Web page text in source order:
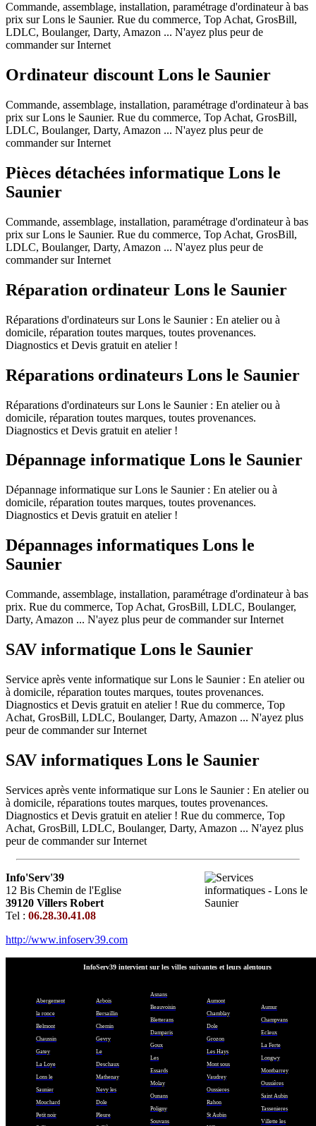
Commande, assemblage, installation, paramétrage d'ordinateur à bas
prix sur Lons le Saunier. Rue du commerce, Top Achat, GrosBill,
LDLC, Boulanger, Darty, Amazon ... N'ayez plus peur de
commander sur Internet
Ordinateur discount Lons le Saunier
Commande, assemblage, installation, paramétrage d'ordinateur à bas
prix sur Lons le Saunier. Rue du commerce, Top Achat, GrosBill,
LDLC, Boulanger, Darty, Amazon ... N'ayez plus peur de
commander sur Internet
Pièces détachées informatique Lons le
Saunier
Commande, assemblage, installation, paramétrage d'ordinateur à bas
prix sur Lons le Saunier. Rue du commerce, Top Achat, GrosBill,
LDLC, Boulanger, Darty, Amazon ... N'ayez plus peur de
commander sur Internet
Réparation ordinateur Lons le Saunier
Réparations d'ordinateurs sur Lons le Saunier : En atelier ou à
domicile, réparation toutes marques, toutes provenances.
Diagnostics et Devis gratuit en atelier !
Réparations ordinateurs Lons le Saunier
Réparations d'ordinateurs sur Lons le Saunier : En atelier ou à
domicile, réparation toutes marques, toutes provenances.
Diagnostics et Devis gratuit en atelier !
Dépannage informatique Lons le Saunier
Dépannage informatique sur Lons le Saunier : En atelier ou à
domicile, réparation toutes marques, toutes provenances.
Diagnostics et Devis gratuit en atelier !
Dépannages informatiques Lons le
Saunier
Commande, assemblage, installation, paramétrage d'ordinateur à bas
prix. Rue du commerce, Top Achat, GrosBill, LDLC, Boulanger,
Darty, Amazon ... N'ayez plus peur de commander sur Internet
SAV informatique Lons le Saunier
Service après vente informatique sur Lons le Saunier : En atelier ou
à domicile, réparation toutes marques, toutes provenances.
Diagnostics et Devis gratuit en atelier ! Rue du commerce, Top
Achat, GrosBill, LDLC, Boulanger, Darty, Amazon ... N'ayez plus
peur de commander sur Internet
SAV informatiques Lons le Saunier
Services après vente informatique sur Lons le Saunier : En atelier ou
à domicile, réparations toutes marques, toutes provenances.
Diagnostics et Devis gratuit en atelier ! Rue du commerce, Top
Achat, GrosBill, LDLC, Boulanger, Darty, Amazon ... N'ayez plus
peur de commander sur Internet
Info'Serv'39
12 Bis Chemin de l'Eglise
39120 Villers Robert
Tel : 06.28.30.41.08
http://www.infoserv39.com
InfoServ39 intervient sur les villes suivantes et leurs alentours
Abergement
la ronce
Belmont
Chaussin
Gatey
La Loye
Lons le
Saunier
Mouchard
Petit noir
Arbois
Bersaillin
Chemin
Gevry
Le
Deschaux
Mathenay
Nevy les
Dole
Pleure
Asnans
Beauvoisin
Bletterans
Damparis
Goux
Les
Essards
Molay
Ounans
Poligny
Souvans
Aumont
Chamblay
Dole
Grozon
Les Hays
Mont sous
Vaudrey
Oussieres
Rahon
St Aubin
Aumur
Champvans
Ecleux
La Ferte
Longwy
Montbarrey
Oussières
Saint Aubin
Tassenieres
Villette les